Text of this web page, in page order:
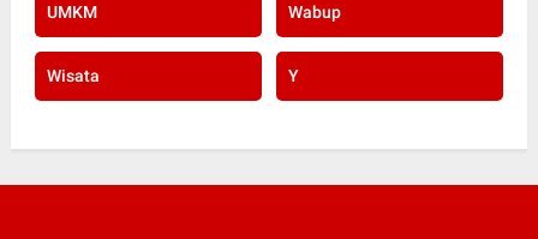
UMKM Wabup
Wisata Y